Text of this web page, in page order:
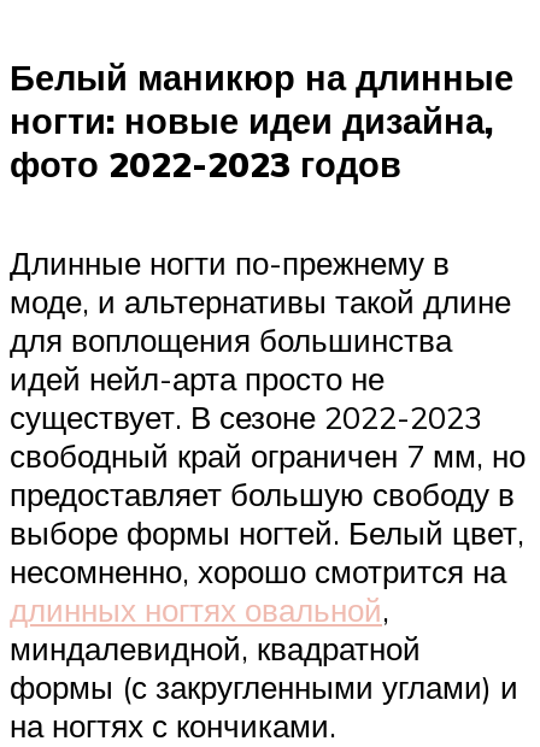
Белый маникюр на длинные
ногти: новые идеи дизайна,
фото 2022-2023 годов
Длинные ногти по-прежнему в
моде, и альтернативы такой длине
для воплощения большинства
идей нейл-арта просто не
существует. В сезоне 2022-2023
свободный край ограничен 7 мм, но
предоставляет большую свободу в
выборе формы ногтей. Белый цвет,
несомненно, хорошо смотрится на
длинных ногтях овальной,
миндалевидной, квадратной
формы (с закругленными углами) и
на ногтях с кончиками.